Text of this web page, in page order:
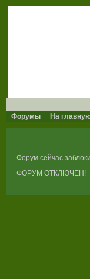
Форумы На
Форум сейчас
ФОРУМ ОТКЛЮЧЕН!